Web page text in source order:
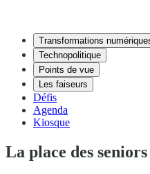
Transformations
Technopolitique
Points de vue
Les faiseurs
Défis
Agenda
Kiosque
La place des